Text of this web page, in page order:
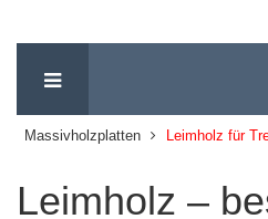
Massivholzplatten Leimholz für
Leimholz –